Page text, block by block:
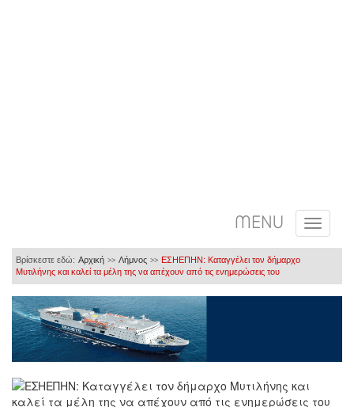
MENU
Βρίσκεστε εδώ: Αρχική >> Λήμνος >> ΕΣΗΕΠΗΝ: Καταγγέλει τον δήμαρχο
Μυτιλήνης και καλεί τα μέλη της να απέχουν από τις ενημερώσεις του